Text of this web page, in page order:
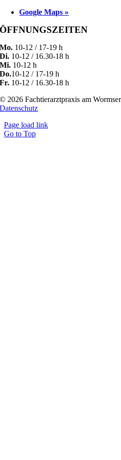
Google Maps »
ÖFFNUNGSZEITEN
Mo. 10-12 / 17-19 h
Di. 10-12 / 16.30-18 h
Mi. 10-12 h
Do.10-12 / 17-19 h
Fr. 10-12 / 16.30-18 h
© 2026 Fachtierarztpraxis am
Datenschutz
Page load link
Go to Top